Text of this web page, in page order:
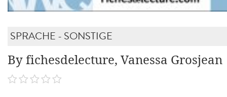
SPRACHE - SONSTIGE
By fichesdelecture, Vanessa Grosjean